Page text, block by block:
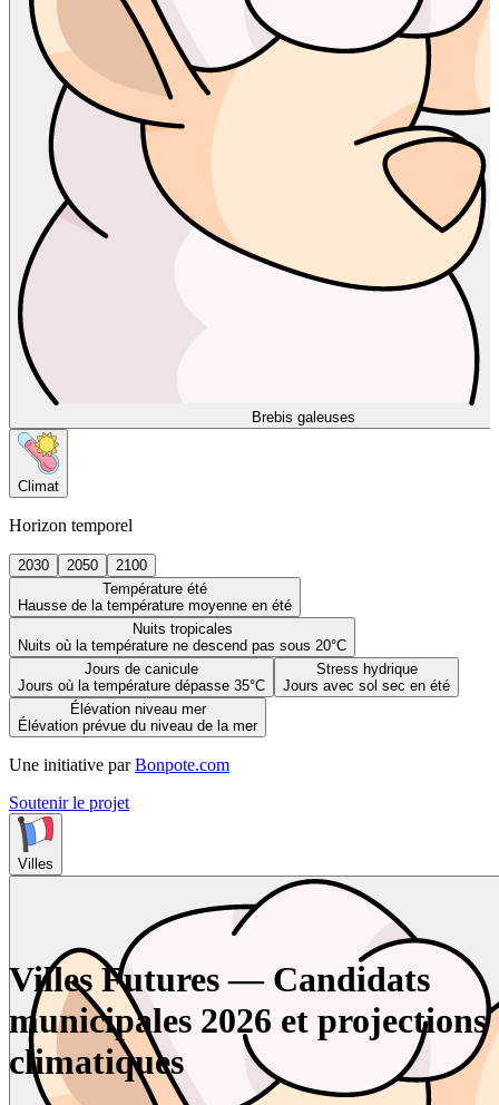
Brebis galeuses
Climat
Horizon temporel
2030 2050
2100
Température été
Hausse de la température moyenne en été
Nuits tropicales
Nuits où la température ne descend pas sous 20°C
Jours de canicule
Jours où la température dépasse 35°C
Stress hydrique
Jours avec sol sec en été
Élévation niveau mer
Élévation prévue du niveau de la mer
Une initiative par Bonpote.com
Soutenir le projet
Villes
Villes Futures — Candidats
municipales 2026 et projections
climatiques